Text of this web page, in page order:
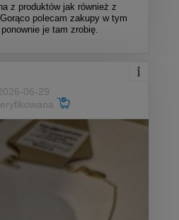
z produktów jak również z
polecam zakupy w tym
je tam zrobię.
06-29